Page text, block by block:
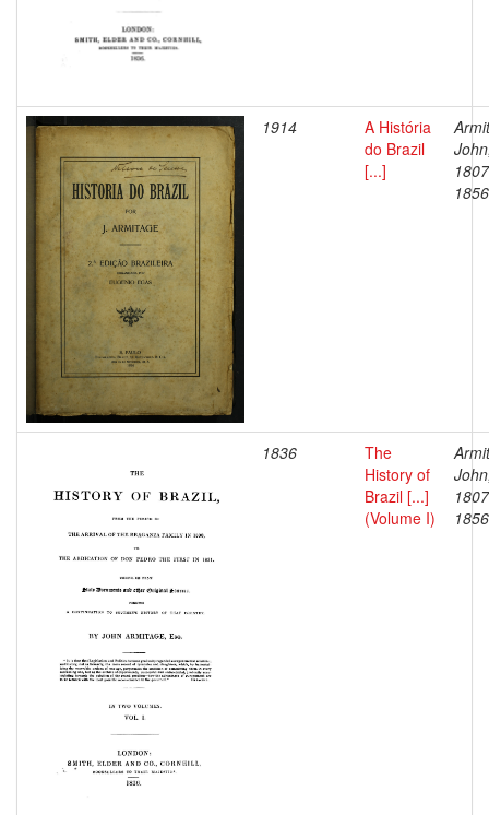
1914
A História
do Brazil
[...]
1856
1836
The
History of
Brazil [...]
(Volume I)
1856